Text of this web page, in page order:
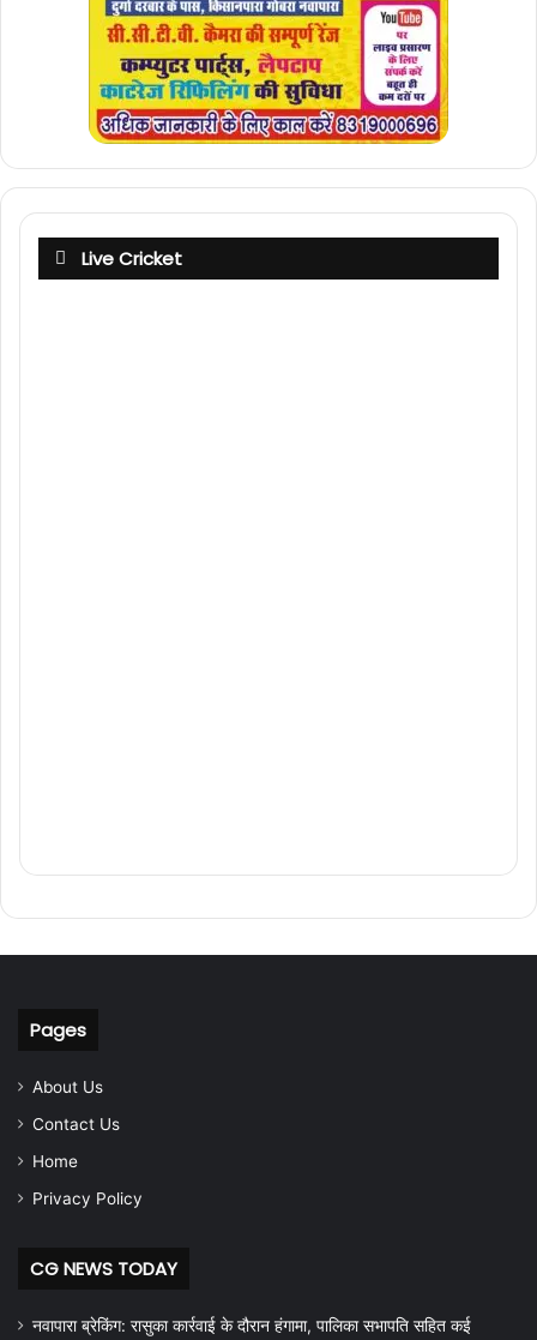
Live Cricket
Pages
About Us
Contact Us
Home
Privacy Policy
CG NEWS TODAY
नवापारा ब्रेकिंग: रासुका कार्रवाई के दौरान हंगामा, पालिका सभापति सहित कई